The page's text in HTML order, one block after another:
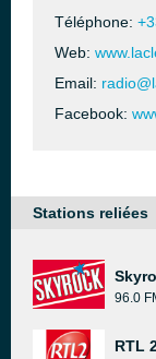
Téléphone:
Web:
Email:
Facebook:
Stations reliées
96.0
RTL